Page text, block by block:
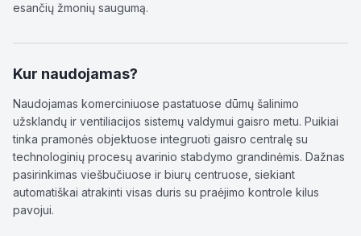
esančių žmonių saugumą.
Kur naudojamas?
Naudojamas komerciniuose pastatuose dūmų šalinimo
užsklandų ir ventiliacijos sistemų valdymui gaisro metu. Puikiai
tinka pramonės objektuose integruoti gaisro centralę su
technologinių procesų avarinio stabdymo grandinėmis. Dažnas
pasirinkimas viešbučiuose ir biurų centruose, siekiant
automatiškai atrakinti visas duris su praėjimo kontrole kilus
pavojui.